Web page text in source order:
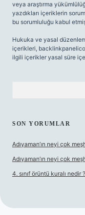
veya araştırma
yazdıkları içeriklerin
bu sorumluluğu kabul
Hukuka ve yasal
içerikleri,
ilgili içerikler yasal süre
SON YORUMLAR
Adıyaman’ın neyi çok
Adıyaman’ın neyi çok
4. sınıf örüntü kuralı nedir ?